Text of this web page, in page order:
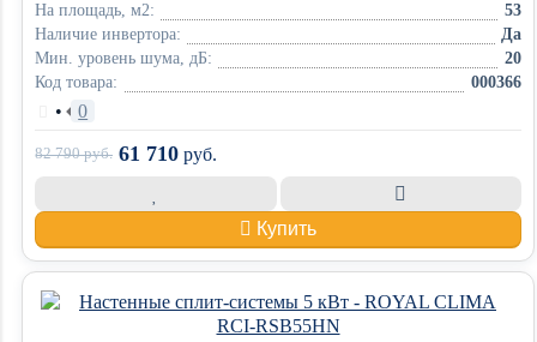
На площадь, м2:
53
Наличие инвертора:
Да
Мин. уровень шума, дБ:
20
Код товара:
000366
• 0
82 790руб. 61 710 руб.
Купить